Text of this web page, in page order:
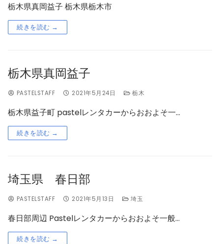
栃木県真岡益子 栃木県栃木市
続きを読む →
栃木県真岡益子
PASTELSTAFF 2021年5月24日 栃木
栃木県益子町 pastelレンタカーからおおよそ一…
続きを読む →
埼玉県 春日部
PASTELSTAFF 2021年5月13日 埼玉
春日部周辺 Pastelレンタカーからおおよそ一般…
続きを読む →